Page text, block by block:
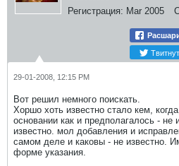
Регистрация: Mar 2005
29-01-2008, 12:15 PM
Вот решил немного поискать.
Хоршо хоть известно стало кем,
основании как и предполагалось - не
известно. мол добавления и
самом деле и каковы - не известно.
форме указания.